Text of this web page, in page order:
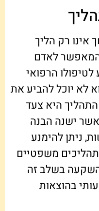
אינו רק הליך
המאפשר לאדם
לטיפולו הרפואי
לא יוכל להביע את
היא צעד
ישנה הבנה
ניתן להימנע
משפטיים
השקעה בשלב זה
בהוצאות